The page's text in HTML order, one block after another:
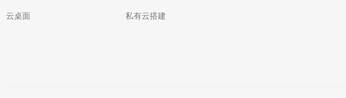
云桌面 私有云搭建